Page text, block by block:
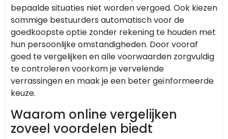
bepaalde situaties niet worden vergoed. Ook kiezen
sommige bestuurders automatisch voor de
goedkoopste optie zonder rekening te houden met
hun persoonlijke omstandigheden. Door vooraf
goed te vergelijken en alle voorwaarden zorgvuldig
te controleren voorkom je vervelende
verrassingen en maak je een beter geïnformeerde
keuze.
Waarom online vergelijken
zoveel voordelen biedt